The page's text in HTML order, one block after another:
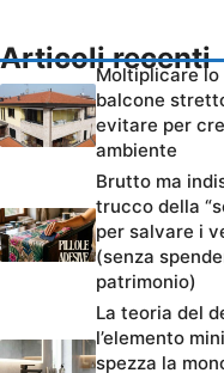
Articoli recenti
Moltiplicare lo
balcone
evitare per
ambiente
Brutto ma
trucco della
per salvare i
(senza
patrimonio)
La teoria del
l’elemento
spezza la